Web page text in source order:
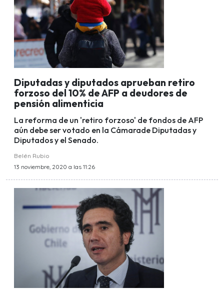
Diputadas y diputados aprueban retiro
forzoso del 10% de AFP a deudores de
pensión alimenticia
La reforma de un 'retiro forzoso' de fondos de AFP
aún debe ser votado en la Cámarade Diputadas y
Diputados y el Senado.
Belén Rubio
13 noviembre, 2020 a las 11:26